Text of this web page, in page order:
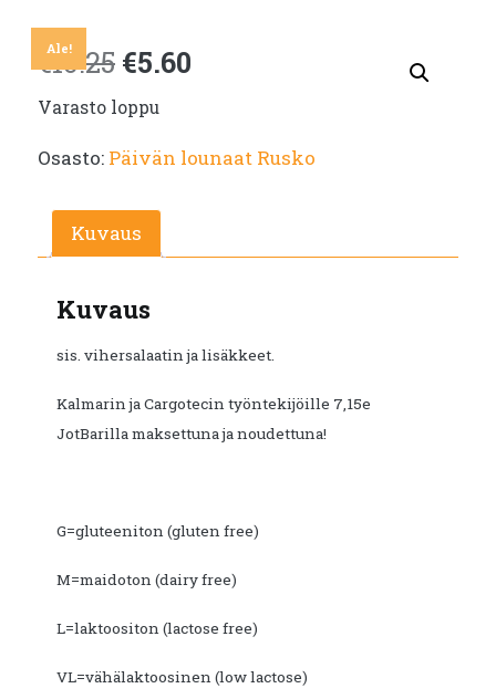
Ale!
€10.25 Alkuperäinen
hinta
oli:
€10.25.
€5.60
on:
Varasto loppu
Osasto: Päivän lounaat Rusko
Kuvaus
Kuvaus
sis. vihersalaatin ja lisäkkeet.
Kalmarin ja Cargotecin työntekijöille 7,15e
JotBarilla maksettuna ja noudettuna!
G=gluteeniton (gluten free)
M=maidoton (dairy free)
L=laktoositon (lactose free)
VL=vähälaktoosinen (low lactose)